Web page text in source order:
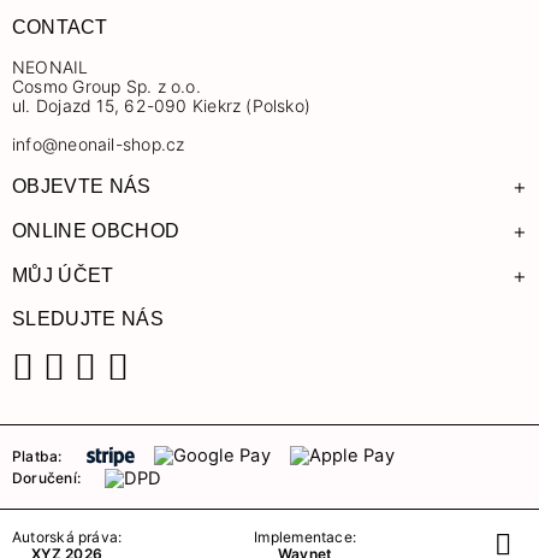
CONTACT
NEONAIL
Cosmo Group Sp. z o.o.
ul. Dojazd 15, 62-090 Kiekrz (Polsko)
info@neonail-shop.cz
OBJEVTE NÁS +
ONLINE OBCHOD +
MŮJ ÚČET +
SLEDUJTE NÁS
Platba:
Doručení:
Autorská práva:
XYZ 2026
Implementace:
Waynet